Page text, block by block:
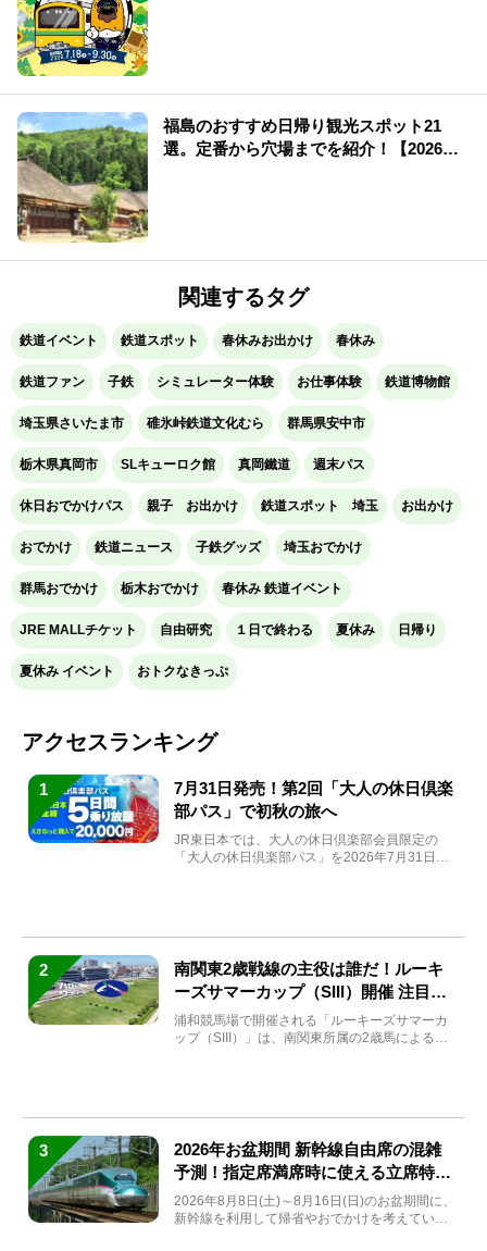
福島のおすすめ日帰り観光スポット21
選。定番から穴場までを紹介！【2026
関連するタグ
鉄道イベント 鉄道スポット 春休みお出かけ 春休み
鉄道ファン 子鉄 シミュレーター体験 お仕事体験 鉄道博物館
埼玉県さいたま市 碓氷峠鉄道文化むら 群馬県安中市
栃木県真岡市 SLキューロク館 真岡鐵道 週末パス
休日おでかけパス 親子 お出かけ 鉄道スポット 埼玉 お出かけ
おでかけ 鉄道ニュース 子鉄グッズ 埼玉おでかけ
群馬おでかけ 栃木おでかけ 春休み 鉄道イベント
JRE MALLチケット 自由研究 １日で終わる 夏休み 日帰り
夏休み イベント おトクなきっぷ
アクセスランキング
1
7月31日発売！第2回「大人の休日倶楽
部パス」で初秋の旅へ
JR東日本では、大人の休日倶楽部会員限定の
「大人の休日倶楽部パス」を2026年7月31日
2
南関東2歳戦線の主役は誰だ！ルーキ
ーズサマーカップ（SIII）開催 注目馬
と見どころをチェック
浦和競馬場で開催される「ルーキーズサマーカ
ップ（SIII）」は、南関東所属の2歳馬による注
3
2026年お盆期間 新幹線自由席の混雑
予測！指定席満席時に使える立席特急
券も解説
2026年8月8日(土)～8月16日(日)のお盆期間に、
新幹線を利用して帰省やおでかけを考えている